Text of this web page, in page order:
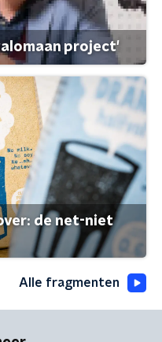
project'
de net-niet
Alle fragmenten